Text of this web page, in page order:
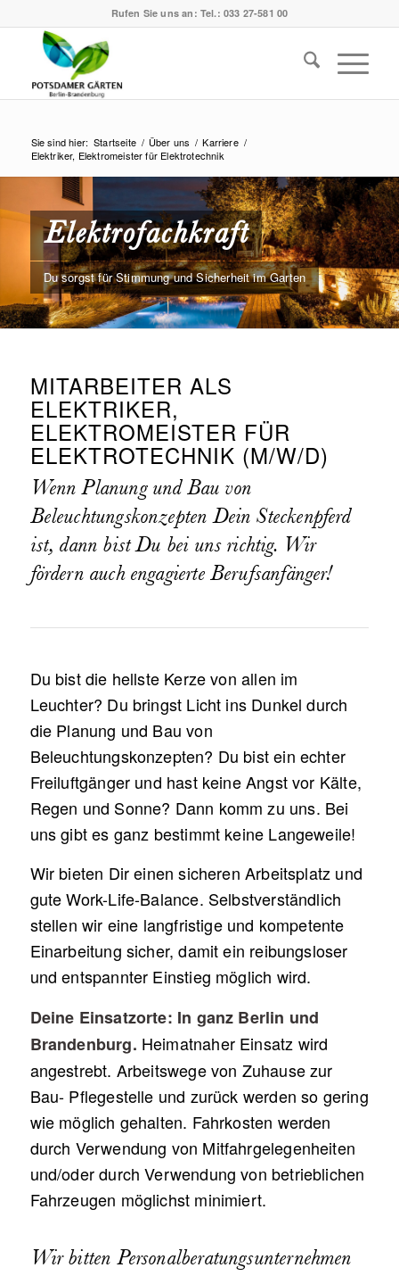
Rufen Sie uns an: Tel.: 033 27-581 00
Sie sind hier: Startseite / Über uns / Karriere /
Elektriker, Elektromeister für Elektrotechnik
Elektrofachkraft
Du sorgst für Stimmung und Sicherheit im Garten
MITARBEITER ALS
ELEKTRIKER,
ELEKTROMEISTER FÜR
ELEKTROTECHNIK (M/W/D)
Wenn Planung und Bau von
Beleuchtungskonzepten Dein Steckenpferd
ist, dann bist Du bei uns richtig. Wir
fördern auch engagierte Berufsanfänger!
Du bist die hellste Kerze von allen im
Leuchter? Du bringst Licht ins Dunkel durch
die Planung und Bau von
Beleuchtungskonzepten? Du bist ein echter
Freiluftgänger und hast keine Angst vor Kälte,
Regen und Sonne? Dann komm zu uns. Bei
uns gibt es ganz bestimmt keine Langeweile!
Wir bieten Dir einen sicheren Arbeitsplatz und
gute Work-Life-Balance. Selbstverständlich
stellen wir eine langfristige und kompetente
Einarbeitung sicher, damit ein reibungsloser
und entspannter Einstieg möglich wird.
Deine Einsatzorte: In ganz Berlin und
Brandenburg. Heimatnaher Einsatz wird
angestrebt. Arbeitswege von Zuhause zur
Bau- Pflegestelle und zurück werden so gering
wie möglich gehalten. Fahrkosten werden
durch Verwendung von Mitfahrgelegenheiten
und/oder durch Verwendung von betrieblichen
Fahrzeugen möglichst minimiert.
Wir bitten Personalberatungsunternehmen